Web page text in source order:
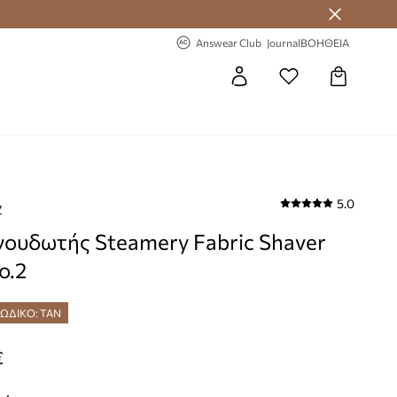
Club
Answear Club JournalΒΟΗΘΕΙΑ
5.0
Steamery Fabric Shaver
TAN